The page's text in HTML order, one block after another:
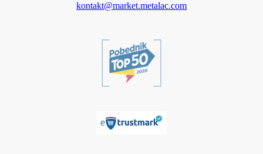
kontakt@market.metalac.com